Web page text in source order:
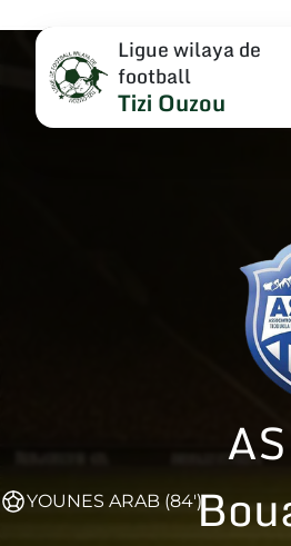
Ligue wilaya de
football
Tizi Ouzou
YOUNES ARAB (84')